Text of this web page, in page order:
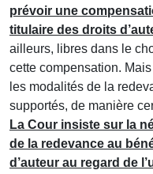
prévoir une
titulaire des droits
ailleurs, libres dans le
cette compensation.
les modalités de la
supportés, de manière
La Cour insiste sur la
de la redevance au
d’auteur au regard de